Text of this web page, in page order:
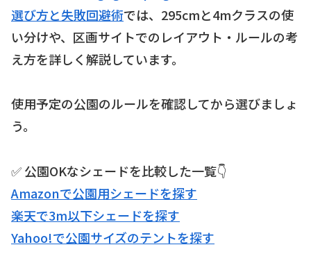
選び方と失敗回避術では、295cmと4mクラスの使
い分けや、区画サイトでのレイアウト・ルールの考
え方を詳しく解説しています。
使用予定の公園のルールを確認してから選びましょ
う。
✅ 公園OKなシェードを比較した一覧👇
Amazonで公園用シェードを探す
楽天で3m以下シェードを探す
Yahoo!で公園サイズのテントを探す